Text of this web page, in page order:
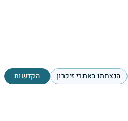
הנצחתו באתרי זיכרון הקדשות